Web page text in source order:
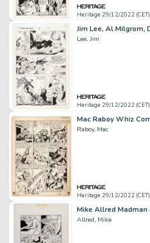
Heritage 29/12/2022 (CET)
Lee, Jim
Heritage 29/12/2022 (CET)
Raboy, Mac
Heritage 29/12/2022 (CET)
Allred, Mike